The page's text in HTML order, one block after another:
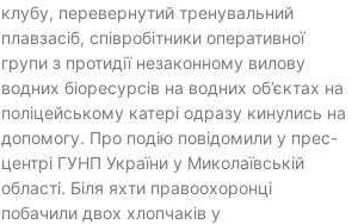
клубу, перевернутий тренувальний
плавзасіб, співробітники оперативної
групи з протидії незаконному вилову
водних біоресурсів на водних об’єктах на
поліцейському катері одразу кинулись на
допомогу. Про подію повідомили у прес-
центрі ГУНП України у Миколаївській
області. Біля яхти правоохоронці
побачили двох хлопчаків у